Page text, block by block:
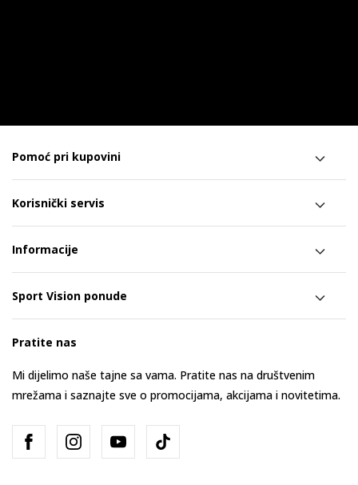
Pomoć pri kupovini
Korisnički servis
Informacije
Sport Vision ponude
Pratite nas
Mi dijelimo naše tajne sa vama. Pratite nas na društvenim
mrežama i saznajte sve o promocijama, akcijama i novitetima.